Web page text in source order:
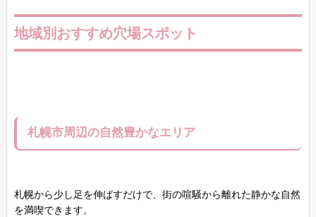
地域別おすすめ穴場スポット
札幌市周辺の自然豊かなエリア
札幌から少し足を伸ばすだけで、街の喧騒から離れた静かな自然
を満喫できます。